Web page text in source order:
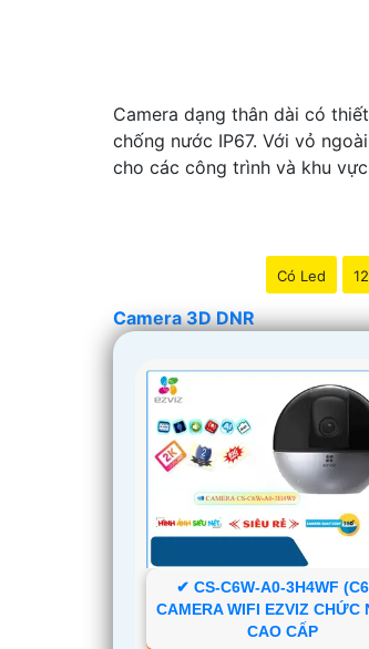
Camera dạng thân dài có
chống nước IP67. Với vỏ
cho các công trình và khu
Có Led
Camera 3D DNR
✔ CS-C6W-A0-3H4WF
CAMERA WIFI EZVIZ CHỨC
CAO CẤP